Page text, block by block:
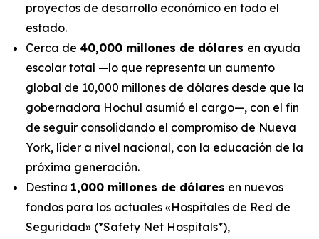
proyectos de desarrollo económico en todo el
estado.
Cerca de 40,000 millones de dólares en ayuda
escolar total —lo que representa un aumento
global de 10,000 millones de dólares desde que la
gobernadora Hochul asumió el cargo—, con el fin
de seguir consolidando el compromiso de Nueva
York, líder a nivel nacional, con la educación de la
próxima generación.
Destina 1,000 millones de dólares en nuevos
fondos para los actuales «Hospitales de Red de
Seguridad» (*Safety Net Hospitals*),